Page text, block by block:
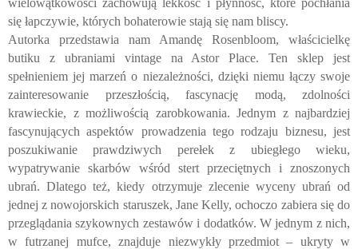
się łapczywie, których bohaterowie stają się nam bliscy.
Autorka przedstawia nam Amandę Rosenbloom, właścicielkę
butiku z ubraniami vintage na Astor Place. Ten sklep jest
spełnieniem jej marzeń o niezależności, dzięki niemu łączy swoje
zainteresowanie przeszłością, fascynację modą, zdolności
krawieckie, z możliwością zarobkowania. Jednym z najbardziej
fascynujących aspektów prowadzenia tego rodzaju biznesu, jest
poszukiwanie prawdziwych perełek z ubiegłego wieku,
wypatrywanie skarbów wśród stert przeciętnych i znoszonych
ubrań. Dlatego też, kiedy otrzymuje zlecenie wyceny ubrań od
jednej z nowojorskich staruszek, Jane Kelly, ochoczo zabiera się do
przeglądania szykownych zestawów i dodatków. W jednym z nich,
w futrzanej mufce, znajduje niezwykły przedmiot – ukryty w